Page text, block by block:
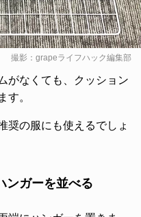
撮影：grapeライフハック編集部
がなくても、クッション
す。
奨の服にも使えるでしょ
ンガーを並べる